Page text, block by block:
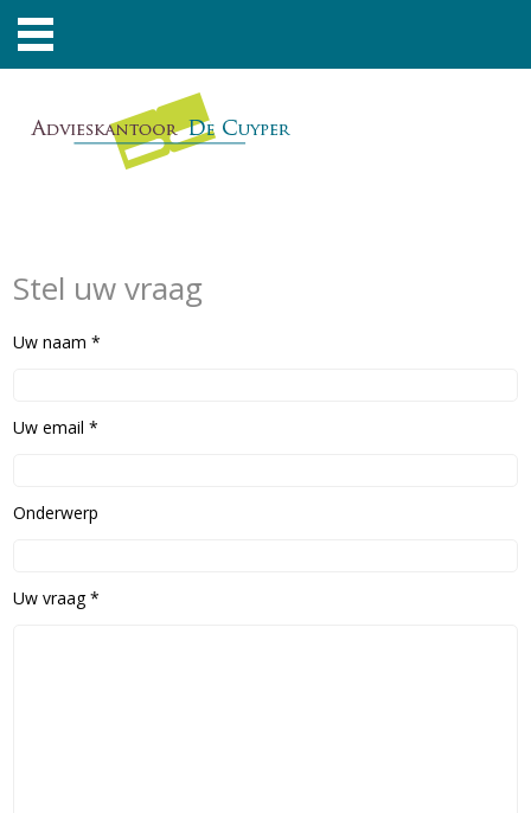
Stel uw vraag
Uw naam *
Uw email *
Onderwerp
Uw vraag *